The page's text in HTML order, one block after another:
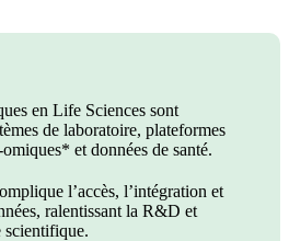
en Life Sciences sont
de laboratoire, plateformes
et données de santé.
l’accès, l’intégration et
ralentissant la R&D et
scientifique.